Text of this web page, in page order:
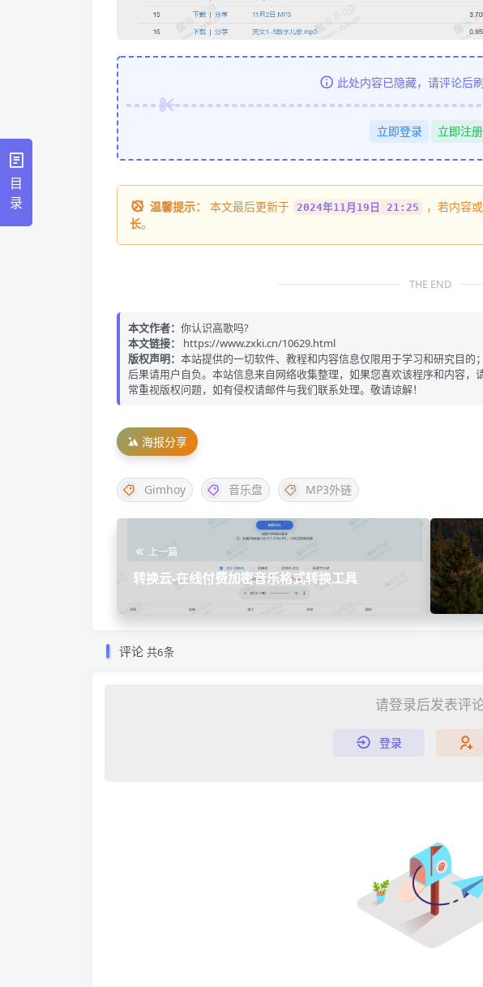
此处内容已隐藏，请评论后
立即登录 立即注册
温馨提示： 本文最后更新于 2024年11月19日 21:25 ，若内容
长。
THE END
本文作者： 你认识高歌吗?
本文链接：
https://www.zxki.cn/10629.html
版权声明： 本站提供的一切软件、教程和内容信息仅限用于学习和研究目
后果请用户自负。本站信息来自网络收集整理，如果您喜欢该程序和内容
常重视版权问题，如有侵权请邮件与我们联系处理。敬请谅解！
海报分享
Gimhoy 音乐盘 MP3外链
上一篇
转换云-在线付费加密音乐格式转换工具
评论 共6条
请登录后发表评
登录
目
录